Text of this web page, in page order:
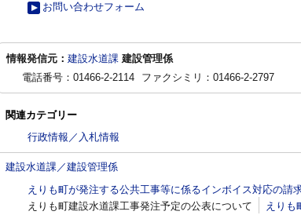
お問い合わせフォーム
情報発信元： 建設水道課 建設管理係
電話番号：01466-2-2114
ファクシミリ：01466-2-2797
関連カテゴリー
行政情報／入札情報
建設水道課／建設管理係
えりも町が発注する公共工事等に係るインボイス対応の請
えりも町建設水道課工事発注予定の公表について
えりも